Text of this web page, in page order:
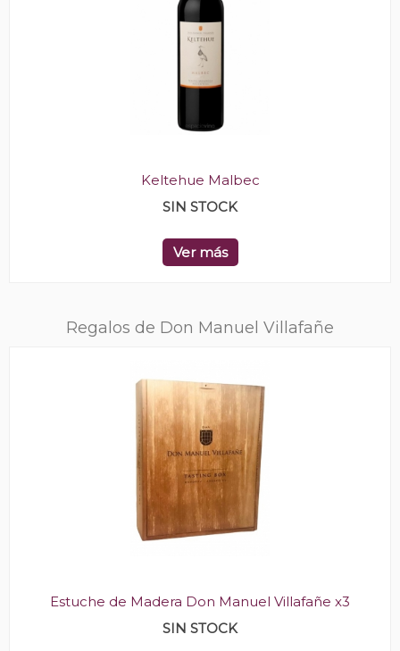
Keltehue Malbec
SIN STOCK
Ver más
Regalos de Don Manuel Villafañe
Estuche de Madera Don Manuel Villafañe x3
SIN STOCK